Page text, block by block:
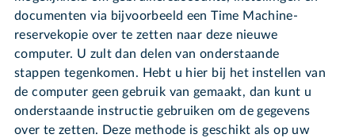
documenten via bijvoorbeeld een Time Machine-
reservekopie over te zetten naar deze nieuwe
computer. U zult dan delen van onderstaande
stappen tegenkomen. Hebt u hier bij het instellen van
de computer geen gebruik van gemaakt, dan kunt u
onderstaande instructie gebruiken om de gegevens
over te zetten. Deze methode is geschikt als op uw